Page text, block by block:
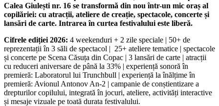
Calea Giulești nr. 16 se transformă din nou într-un mic oraș al
copilăriei: cu atracții, ateliere de creație, spectacole, concerte și
lansări de carte. Intrarea în curtea festivalului este liberă.
Cifrele ediției 2026: 4 weekenduri + 2 zile speciale | 50+ de
reprezentații în 3 săli de spectacol | 25+ ateliere tematice | spectacole
și concerte pe Scena Căsuța din Copac | 3 lansări de carte | atracții
cu reduceri aniversare de până la 33% | experiență sonoră în
premieră: Laboratorul lui Trunchbull | experiență la înălțime în
premieră: Avionul Antonov An-2 | campanie de conștientizare a
drepturilor copilului, integrată în jocuri, ateliere, activități interactive
și mesaje vizuale pe toată durata festivalului.